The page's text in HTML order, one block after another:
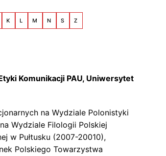
K L M N S Z
Komunikacji PAU, Uniwersytet
na Wydziale Polonistyki
Wydziale Filologii Polskiej
w Pułtusku (2007-20010),
Polskiego Towarzystwa